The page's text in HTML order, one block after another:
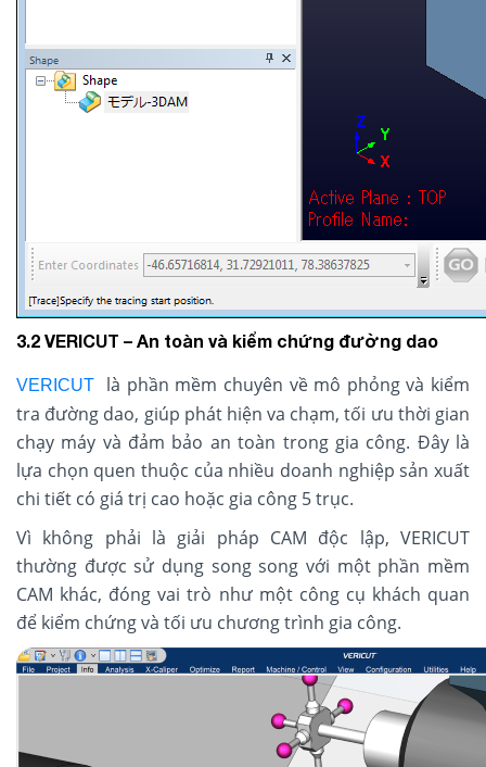
3.2 VERICUT – An toàn và kiểm chứng đường dao
VERICUT
là phần mềm chuyên về mô phỏng và kiểm
tra đường dao, giúp phát hiện va chạm, tối ưu thời gian
chạy máy và đảm bảo an toàn trong gia công. Đây là
lựa chọn quen thuộc của nhiều doanh nghiệp sản xuất
chi tiết có giá trị cao hoặc gia công 5 trục.
Vì không phải là giải pháp CAM độc lập, VERICUT
thường được sử dụng song song với một phần mềm
CAM khác, đóng vai trò như một công cụ khách quan
để kiểm chứng và tối ưu chương trình gia công.